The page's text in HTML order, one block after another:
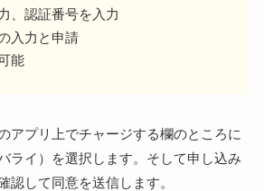
、認証番号を入力
入力と申請
能
アプリ上でチャージする欄のところに
ライ）を選択します。そして申し込み
認して同意を送信します。